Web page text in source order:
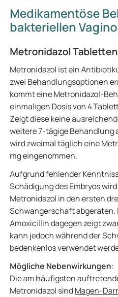
Medikamentöse
bakteriellen
Metronidazol Tabletten
Metronidazol ist ein
zwei Behandlungsoptionen
kommt eine Metronidazol-
einmaligen Dosis von 4
Zeigt diese keine
weitere 7-tägige Behandlung
wird zweimal täglich eine
mg eingenommen.
Aufgrund fehlender
Schädigung des Embryos
Metronidazol in den ersten
Schwangerschaft abgeraten.
Amoxicillin dagegen zeigt
kann jedoch während der
bedenkenlos verwendet
Mögliche Nebenwirkungen:
Die am häufigsten
Metronidazol sindMagen-